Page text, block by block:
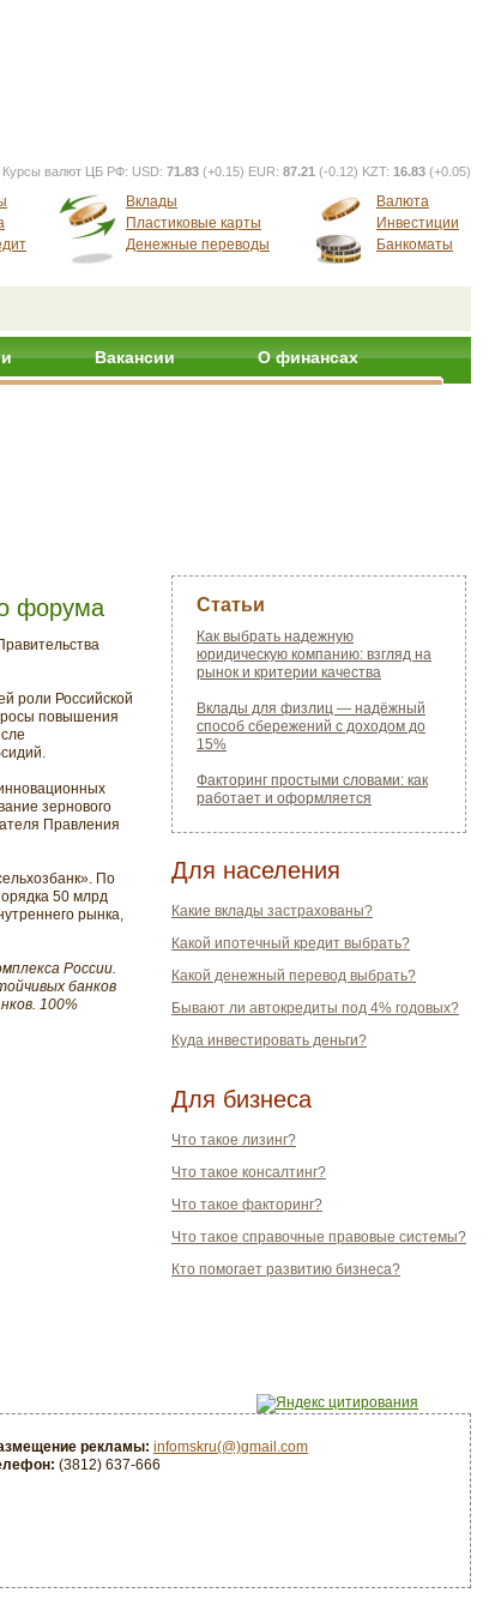
Курсы валют ЦБ РФ: USD: 71.83 (+0.15) EUR: 87.21 (-0.12) KZT: 16.83 (+0.05)
Вклады
Пластиковые карты
Денежные переводы
Валюта
Инвестиции
Банкоматы
Вакансии О финансах
форума
роли Российской
повышения
зернового
Правления
По
50 млрд
рынка,
России.
банков
100%
Статьи
Как выбрать надежную
юридическую компанию: взгляд на
рынок и критерии качества
Вклады для физлиц — надёжный
способ сбережений с доходом до
15%
Факторинг простыми словами: как
работает и оформляется
Для населения
Какие вклады застрахованы?
Какой ипотечный кредит выбрать?
Какой денежный перевод выбрать?
Бывают ли автокредиты под 4% годовых?
Куда инвестировать деньги?
Для бизнеса
Что такое лизинг?
Что такое консалтинг?
Что такое факторинг?
Что такое справочные правовые системы?
Кто помогает развитию бизнеса?
рекламы: infomskru(@)gmail.com
(3812) 637-666